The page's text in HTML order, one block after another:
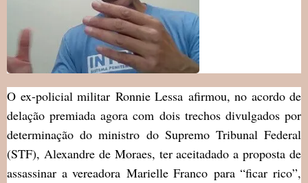
O ex-policial militar Ronnie Lessa afirmou, no acordo de
delação premiada agora com dois trechos divulgados por
determinação do ministro do Supremo Tribunal Federal
(STF), Alexandre de Moraes, ter aceitadado a proposta de
assassinar a vereadora Marielle Franco para “ficar rico”,